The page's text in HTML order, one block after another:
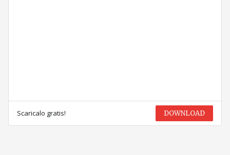
Scaricalo gratis! DOWNLOAD